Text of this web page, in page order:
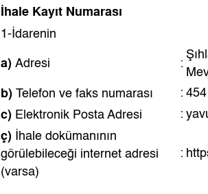
İhale Kayıt Numarası
1-İdarenin
a) Adresi :
b) Telefon ve faks numarası :
c) Elektronik Posta Adresi :
ç) İhale dokümanının
görülebileceği internet adresi
(varsa)
: